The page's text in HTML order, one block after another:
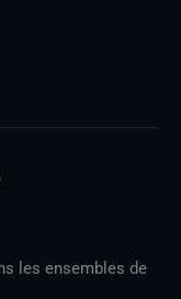
les ensembles de